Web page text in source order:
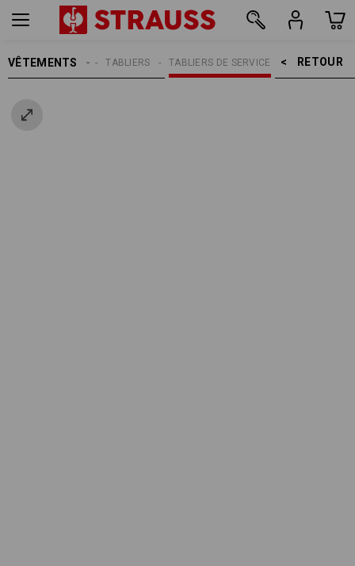
VÊTEMENTS RETOUR    >
TABLIERS DE SERVICE
TABLIERS
FEMMES